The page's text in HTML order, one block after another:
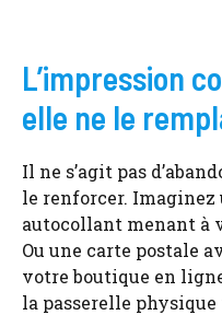
L’impression
elle ne le
Il ne s’agit pas
le renforcer. Imaginez
autocollant menant à
Ou une carte postale
votre boutique en
la passerelle